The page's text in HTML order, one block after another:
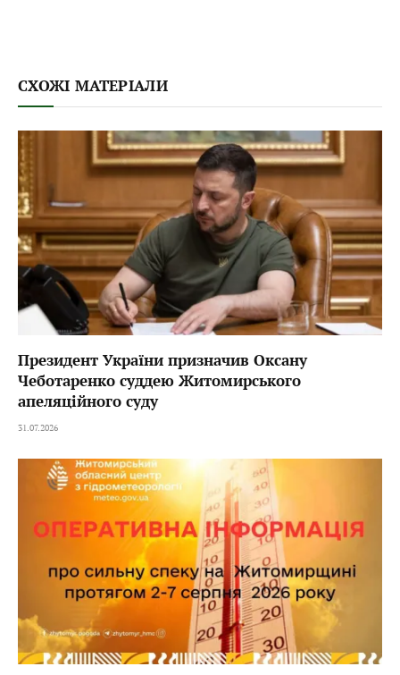
СХОЖІ МАТЕРІАЛИ
Президент України призначив Оксану
Чеботаренко суддею Житомирського
апеляційного суду
31.07.2026